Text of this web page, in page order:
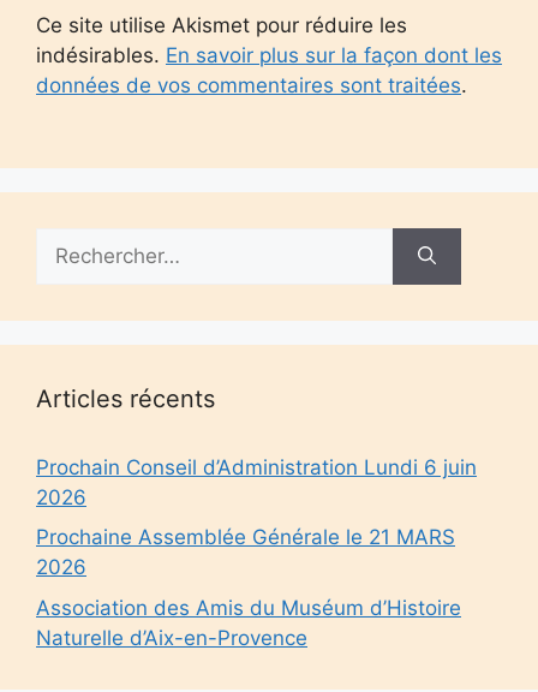
Ce site utilise Akismet pour réduire les
indésirables. En savoir plus sur la façon dont les
données de vos commentaires sont traitées.
Articles récents
Prochain Conseil d’Administration Lundi 6 juin
2026
Prochaine Assemblée Générale le 21 MARS
2026
Association des Amis du Muséum d’Histoire
Naturelle d’Aix-en-Provence